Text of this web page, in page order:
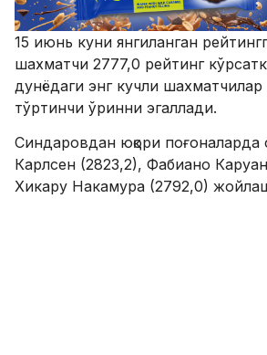
15 июнь куни янгиланган
шахматчи 2777,0 рейтинг
дунёдаги энг кучли
тўртинчи ўринни эгаллади.
Синдаровдан юқори поғоналарда
Карлсен (2823,2), Фабиано
Хикару Накамура (2792,0)